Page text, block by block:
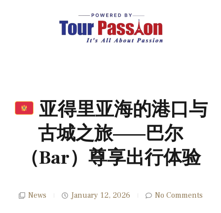
亚得里亚海的港口与
古城之旅——巴尔
（Bar）尊享出行体验
News January 12, 2026 No Comments